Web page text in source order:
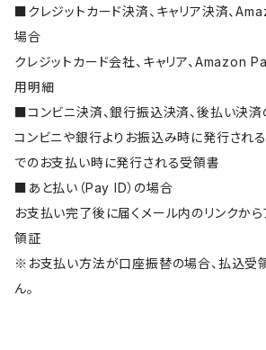
■クレジットカード決済、キャリア決済、
場合
クレジットカード会社、キャリア、Amazon
用明細
■コンビニ決済、銀行振込決済、後払い決
コンビニや銀行よりお振込み時に発行され
でのお支払い時に発行される受領書
■あと払い（Pay ID）の場合
お支払い完了後に届くメール内のリンクか
領証
※お支払い方法が口座振替の場合、払込受
ん。